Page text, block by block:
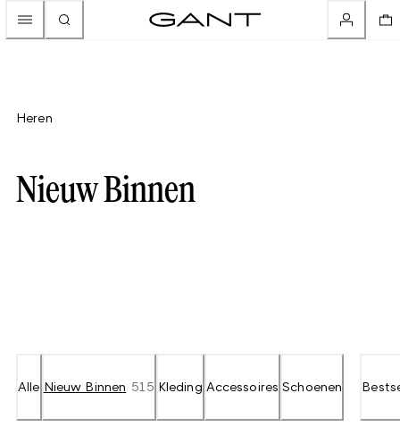
Heren
Nieuw Binnen
Alle Nieuw Binnen 515 Kleding Accessoires Schoenen